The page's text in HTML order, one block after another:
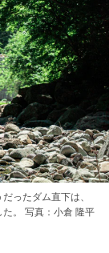
ったダム直下は、
。 写真：小倉 隆平